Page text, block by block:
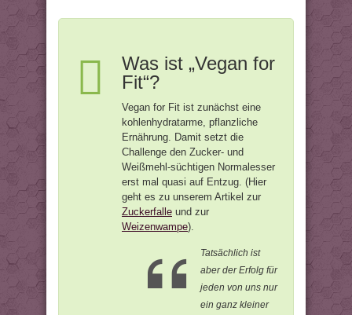
Was ist „Vegan for
Fit“?
Vegan for Fit ist zunächst eine
kohlenhydratarme, pflanzliche
Ernährung. Damit setzt die
Challenge den Zucker- und
Weißmehl-süchtigen Normalesser
erst mal quasi auf Entzug. (Hier
geht es zu unserem Artikel zur
Zuckerfalle und zur
Weizenwampe).
Tatsächlich ist
aber der Erfolg für
jeden von uns nur
ein ganz kleiner